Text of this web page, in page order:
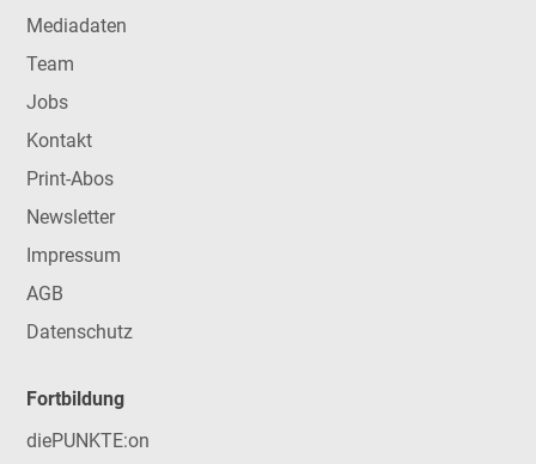
Mediadaten
Team
Jobs
Kontakt
Print-Abos
Newsletter
Impressum
AGB
Datenschutz
Fortbildung
diePUNKTE:on